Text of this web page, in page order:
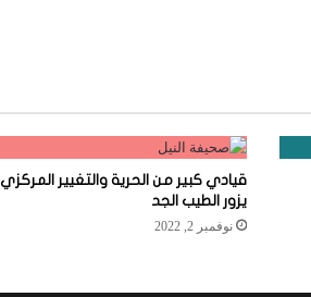
قيادي كبير من الحرية والتغيير المركزي
يزور الطيب الجد
نوفمبر 2, 2022